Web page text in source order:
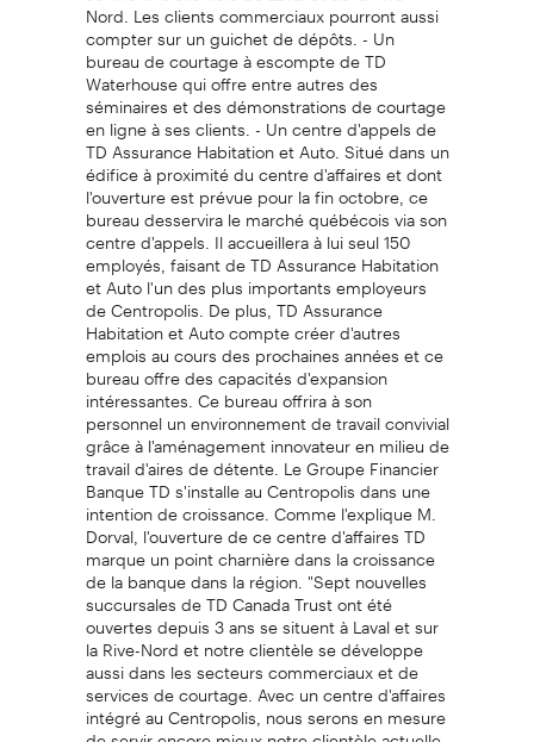
Nord. Les clients commerciaux pourront aussi
compter sur un guichet de dépôts. - Un
bureau de courtage à escompte de TD
Waterhouse qui offre entre autres des
séminaires et des démonstrations de courtage
en ligne à ses clients. - Un centre d'appels de
TD Assurance Habitation et Auto. Situé dans un
édifice à proximité du centre d'affaires et dont
l'ouverture est prévue pour la fin octobre, ce
bureau desservira le marché québécois via son
centre d'appels. Il accueillera à lui seul 150
employés, faisant de TD Assurance Habitation
et Auto l'un des plus importants employeurs
de Centropolis. De plus, TD Assurance
Habitation et Auto compte créer d'autres
emplois au cours des prochaines années et ce
bureau offre des capacités d'expansion
intéressantes. Ce bureau offrira à son
personnel un environnement de travail convivial
grâce à l'aménagement innovateur en milieu de
travail d'aires de détente. Le Groupe Financier
Banque TD s'installe au Centropolis dans une
intention de croissance. Comme l'explique M.
Dorval, l'ouverture de ce centre d'affaires TD
marque un point charnière dans la croissance
de la banque dans la région. "Sept nouvelles
succursales de TD Canada Trust ont été
ouvertes depuis 3 ans se situent à Laval et sur
la Rive-Nord et notre clientèle se développe
aussi dans les secteurs commerciaux et de
services de courtage. Avec un centre d'affaires
intégré au Centropolis, nous serons en mesure
de servir encore mieux notre clientèle actuelle